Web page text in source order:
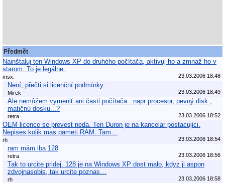
Předmět
Nainštaluj ten Windows XP do druhého počítača, aktivuj ho a zmnaž ho v
starom. To je legálne.
msx. 23.03.2006 18:48
Není, přečti si licenční podmínky.
Mirek 23.03.2006 18:49
Ale nemôžem vymeniť ani časti počítača : napr procesor, pevný disk ,
matičnú dosku...?
retra 23.03.2006 18:52
OEM licence se prevest neda. Ten Duron je na kancelar postacujici.
Nepises kolik mas pameti RAM. Tam…
rh 23.03.2006 18:54
ram mám iba 128
retra 23.03.2006 18:56
Tak to urcite pridej. 128 je na Windows XP dost malo, kdyz ji aspon
zdvojnasobis, tak urcite poznas…
rh 23.03.2006 18:58